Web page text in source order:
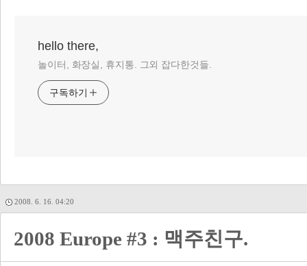
hello there,
놀이터, 화장실, 휴지통. 그외 잡다한것들.
구독하기
2008. 6. 16. 04:20
2008 Europe #3 : 맥주친구.